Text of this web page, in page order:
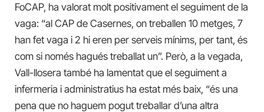
FoCAP, ha valorat molt positivament el seguiment de la
vaga: “al CAP de Casernes, on treballen 10 metges, 7
han fet vaga i 2 hi eren per serveis mínims, per tant, és
com si només hagués treballat un”. Però, a la vegada,
Vall-llosera també ha lamentat que el seguiment a
infermeria i administratius ha estat més baix, “és una
pena que no haguem pogut treballar d’una altra